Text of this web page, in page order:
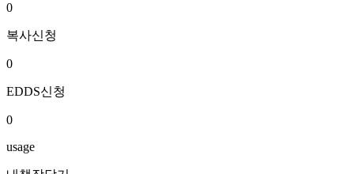
0
복사신청
0
EDDS신청
0
usage